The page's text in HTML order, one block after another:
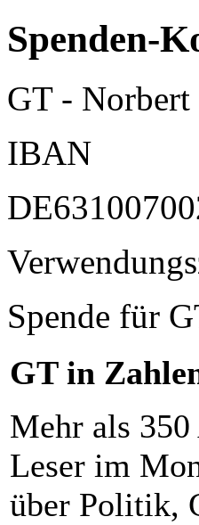
Spenden-
GT - Norbert
IBAN
Spende für
GT in
Mehr als
Leser im
über Politik,